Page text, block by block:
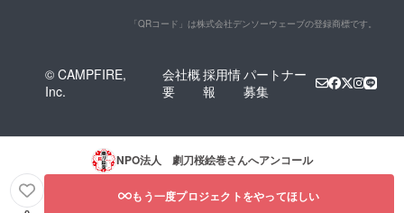
「QRコード」は株式会社デンソーウェーブの登録商標です。
© CAMPFIRE,
Inc.
会社概
要
採用情
報
パートナー
募集
NPO法人 劇刀桜絵巻さんへアンコール
もう一度プロジェクトをやってほしい